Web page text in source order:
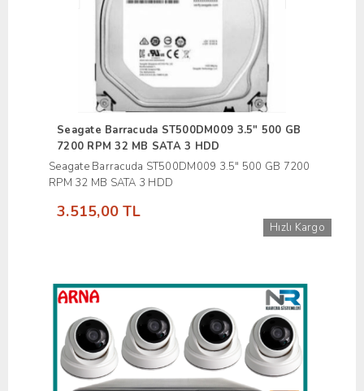
Seagate Barracuda ST500DM009 3.5" 500 GB
7200 RPM 32 MB SATA 3 HDD
Seagate Barracuda ST500DM009 3.5" 500 GB 7200
RPM 32 MB SATA 3 HDD
3.515,00 TL
Hızlı Kargo